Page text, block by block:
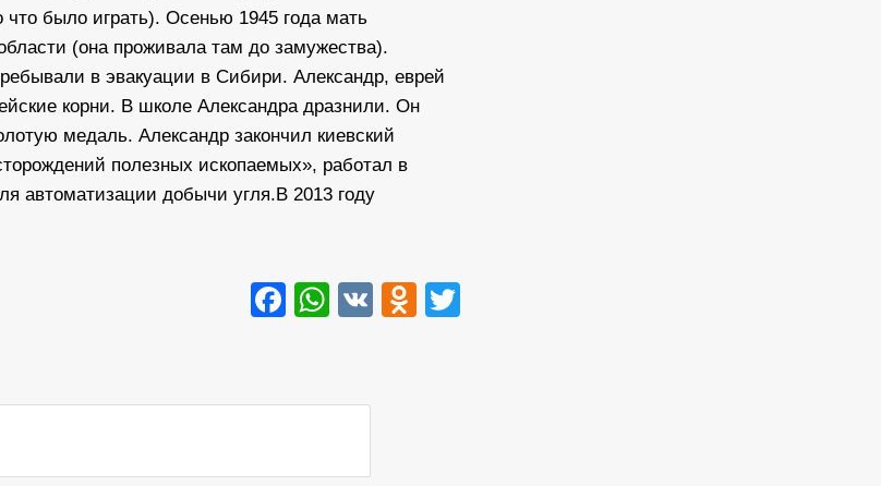
было играть). Осенью 1945 года мать
(она проживала там до замужества).
в эвакуации в Сибири. Александр, еврей
корни. В школе Александра дразнили. Он
медаль. Александр закончил киевский
полезных ископаемых», работал в
автоматизации добычи угля.В 2013 году
Facebook
WhatsApp
VK Odnoklassniki